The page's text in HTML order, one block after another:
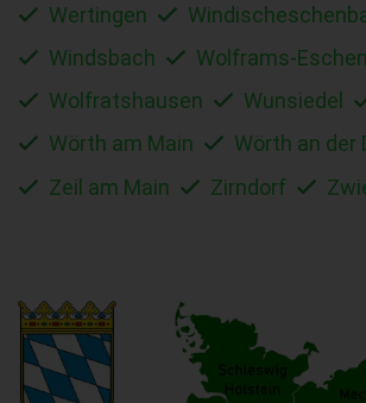
Wertingen
Windsbach
Wolframs-
Wolfratshausen
Wunsiedel
Wörth am Main
Wörth an der
Zeil am Main Zirndorf